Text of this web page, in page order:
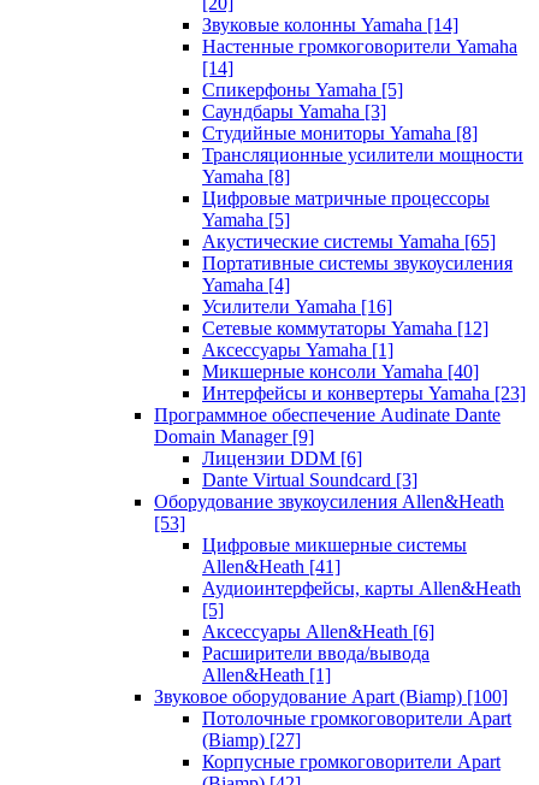
Звуковые колонны Yamaha [14]
Настенные громкоговорители Yamaha
[14]
Спикерфоны Yamaha [5]
Саундбары Yamaha [3]
Студийные мониторы Yamaha [8]
Трансляционные усилители мощности
Yamaha [8]
Цифровые матричные процессоры
Yamaha [5]
Акустические системы Yamaha [65]
Портативные системы звукоусиления
Yamaha [4]
Усилители Yamaha [16]
Сетевые коммутаторы Yamaha [12]
Аксессуары Yamaha [1]
Микшерные консоли Yamaha [40]
Интерфейсы и конвертеры Yamaha [23]
Программное обеспечение Audinate Dante
Domain Manager [9]
Лицензии DDM [6]
Dante Virtual Soundcard [3]
Оборудование звукоусиления Allen&Heath
[53]
Цифровые микшерные системы
Allen&Heath [41]
Аудиоинтерфейсы, карты Allen&Heath
[5]
Аксессуары Allen&Heath [6]
Расширители ввода/вывода
Allen&Heath [1]
Звуковое оборудование Apart (Biamp) [100]
Потолочные громкоговорители Apart
(Biamp) [27]
Корпусные громкоговорители Apart